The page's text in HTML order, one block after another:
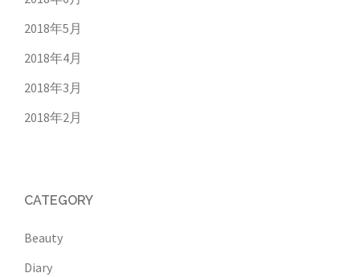
2018年5月
2018年4月
2018年3月
2018年2月
CATEGORY
Beauty
Diary